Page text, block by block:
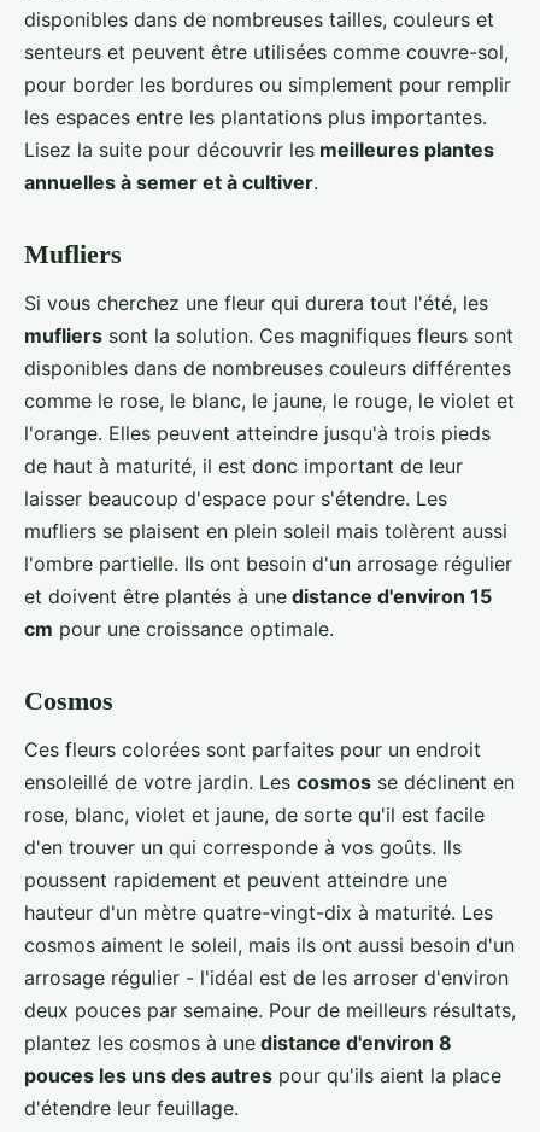
disponibles dans de nombreuses tailles, couleurs et
senteurs et peuvent être utilisées comme couvre-sol,
pour border les bordures ou simplement pour remplir
les espaces entre les plantations plus importantes.
Lisez la suite pour découvrir les meilleures plantes
annuelles à semer et à cultiver.
Mufliers
Si vous cherchez une fleur qui durera tout l'été, les
mufliers sont la solution. Ces magnifiques fleurs sont
disponibles dans de nombreuses couleurs différentes
comme le rose, le blanc, le jaune, le rouge, le violet et
l'orange. Elles peuvent atteindre jusqu'à trois pieds
de haut à maturité, il est donc important de leur
laisser beaucoup d'espace pour s'étendre. Les
mufliers se plaisent en plein soleil mais tolèrent aussi
l'ombre partielle. Ils ont besoin d'un arrosage régulier
et doivent être plantés à une distance d'environ 15
cm pour une croissance optimale.
Cosmos
Ces fleurs colorées sont parfaites pour un endroit
ensoleillé de votre jardin. Les cosmos se déclinent en
rose, blanc, violet et jaune, de sorte qu'il est facile
d'en trouver un qui corresponde à vos goûts. Ils
poussent rapidement et peuvent atteindre une
hauteur d'un mètre quatre-vingt-dix à maturité. Les
cosmos aiment le soleil, mais ils ont aussi besoin d'un
arrosage régulier - l'idéal est de les arroser d'environ
deux pouces par semaine. Pour de meilleurs résultats,
plantez les cosmos à une distance d'environ 8
pouces les uns des autres pour qu'ils aient la place
d'étendre leur feuillage.